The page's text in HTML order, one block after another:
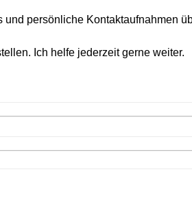
und persönliche Kontaktaufnahmen
Ich helfe jederzeit gerne weiter.